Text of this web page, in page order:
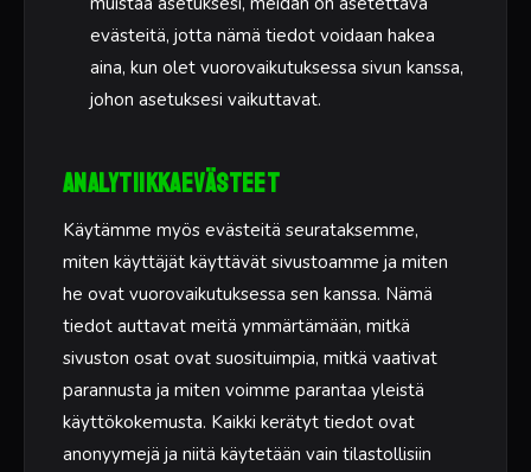
evästeitä, jotta nämä tiedot voidaan hakea
aina, kun olet vuorovaikutuksessa sivun kanssa,
johon asetuksesi vaikuttavat.
Analytiikkaevästeet
Käytämme myös evästeitä seurataksemme,
miten käyttäjät käyttävät sivustoamme ja miten
he ovat vuorovaikutuksessa sen kanssa. Nämä
tiedot auttavat meitä ymmärtämään, mitkä
sivuston osat ovat suosituimpia, mitkä vaativat
parannusta ja miten voimme parantaa yleistä
käyttökokemusta. Kaikki kerätyt tiedot ovat
anonyymejä ja niitä käytetään vain tilastollisiin